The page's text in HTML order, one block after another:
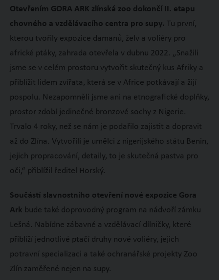
Otevřením GORA ARK zlínská zoo dokončí II. etapu
chovného a vzdělávacího centra pro supy. Tu první,
kterou tvořily expozice damanů, želv a voliéry pro
africké ptáky, zahrada otevřela v dubnu 2022. „Snažili
jsme se v celém prostoru vytvořit skutečný kus Afriky a
přiblížit lidem zvířata, která se v Africe potkávají a žijí
pospolu. Nezapomněli jsme ani na etnografické doplňky,
prostor zdobí jedinečné bronzové sochy z Nigerie.
Trvalo 4 roky, než se nám je podařilo zajistit a dopravit
až do Zlína. Vytvořili je umělci z nigerijského státu Benin,
jejich propracování, detaily, to je skutečná pastva pro
oči,“ přiblížil ředitel Horský.
Součástí slavnostního otevření nové expozice Gora
Ark bude také doprovodný program na nádvoří zámku
Lešná. Nabídne zábavné a vzdělávací dílničky, které
přiblíží jednotlivé ptačí druhy nové voliéry, jejich
potravní specializaci a také ochranářské projekty Zoo
Zlín zaměřené nejen na supy.